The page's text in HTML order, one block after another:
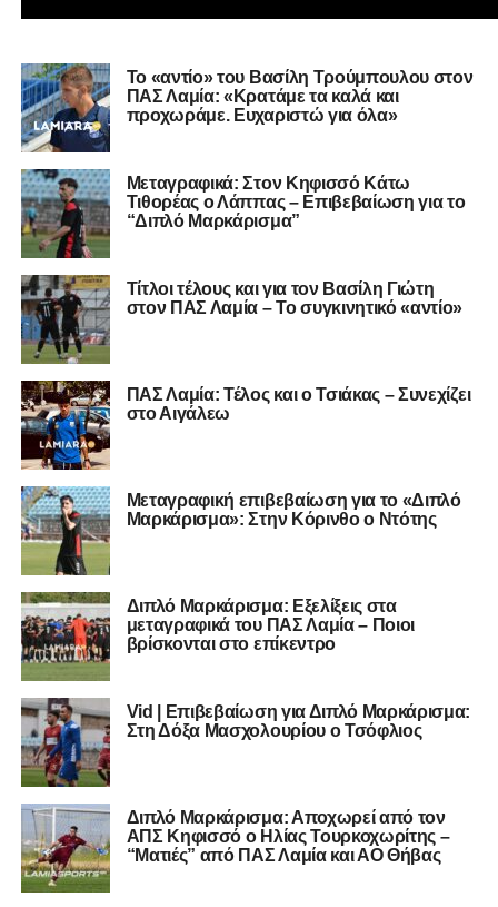
Το «αντίο» του Βασίλη Τρούμπουλου στον
ΠΑΣ Λαμία: «Κρατάμε τα καλά και
προχωράμε. Ευχαριστώ για όλα»
Μεταγραφικά: Στον Κηφισσό Κάτω
Τιθορέας ο Λάππας – Επιβεβαίωση για το
“Διπλό Μαρκάρισμα”
Τίτλοι τέλους και για τον Βασίλη Γιώτη
στον ΠΑΣ Λαμία – Το συγκινητικό «αντίο»
ΠΑΣ Λαμία: Τέλος και ο Τσιάκας – Συνεχίζει
στο Αιγάλεω
Μεταγραφική επιβεβαίωση για το «Διπλό
Μαρκάρισμα»: Στην Κόρινθο ο Ντότης
Διπλό Μαρκάρισμα: Εξελίξεις στα
μεταγραφικά του ΠΑΣ Λαμία – Ποιοι
βρίσκονται στο επίκεντρο
Vid | Επιβεβαίωση για Διπλό Μαρκάρισμα:
Στη Δόξα Μασχολουρίου ο Τσόφλιος
Διπλό Μαρκάρισμα: Αποχωρεί από τον
ΑΠΣ Κηφισσό ο Ηλίας Τουρκοχωρίτης –
“Ματιές” από ΠΑΣ Λαμία και ΑΟ Θήβας